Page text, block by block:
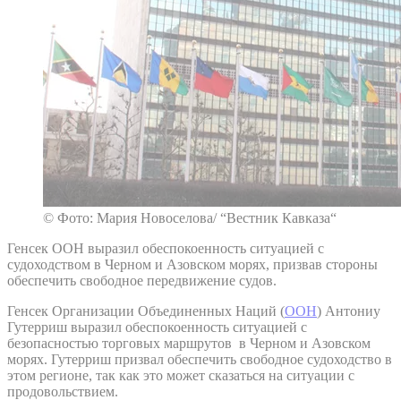
© Фото: Мария Новоселова/ “Вестник Кавказа“
Генсек ООН выразил обеспокоенность ситуацией с
судоходством в Черном и Азовском морях, призвав стороны
обеспечить свободное передвижение судов.
Генсек Организации Объединенных Наций (ООН) Антониу
Гутерриш выразил обеспокоенность ситуацией с
безопасностью торговых маршрутов в Черном и Азовском
морях. Гутерриш призвал обеспечить свободное судоходство в
этом регионе, так как это может сказаться на ситуации с
продовольствием.